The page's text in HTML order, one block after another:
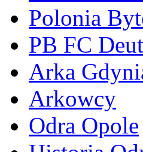
Polonia
PB FC
Arka
Arkowcy
Odra Opole